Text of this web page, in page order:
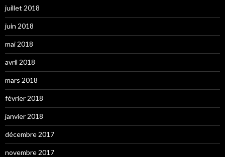
juillet 2018
juin 2018
mai 2018
avril 2018
mars 2018
février 2018
janvier 2018
décembre 2017
novembre 2017